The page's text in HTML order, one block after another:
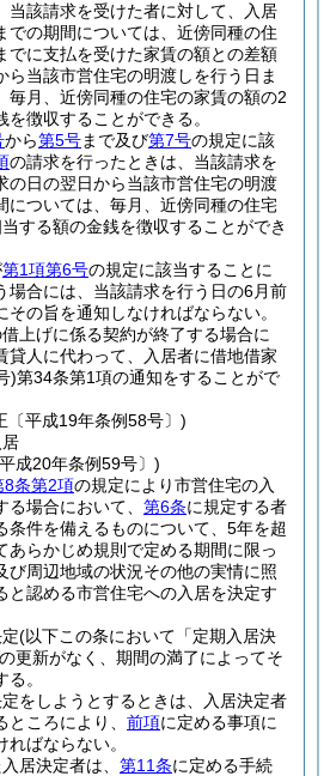
当該請求を受けた者に対して、入居
での期間については、近傍同種の住
でに支払を受けた家賃の額との差額
ら当該市営住宅の明渡しを行う日ま
毎月、近傍同種の住宅の家賃の額の2
徴収することができる。
から第5号まで及び第7号の規定に該
の請求を行ったときは、当該請求を
の日の翌日から当該市営住宅の明渡
については、毎月、近傍同種の住宅
する額の金銭を徴収することができ
第1項第6号の規定に該当することに
場合には、当該請求を行う日の6月前
その旨を通知しなければならない。
上げに係る契約が終了する場合に
貸人に代わって、入居者に借地借家
)第34条第1項の通知をすることがで
平成19年条例58号〕)
成20年条例59号〕)
8条第2項の規定により市営住宅の入
場合において、 第6条に規定する者
条件を備えるものについて、5年を超
あらかじめ規則で定める期間に限っ
び周辺地域の状況その他の実情に照
と認める市営住宅への入居を決定す
(以下この条において「定期入居決
更新がなく、期間の満了によってそ
。
をしようとするときは、入居決定者
ころにより、 前項に定める事項に
ばならない。
居決定者は、 第11条に定める手続